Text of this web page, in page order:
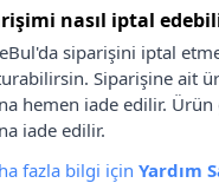
nasıl iptal
siparişini iptal
Siparişine ait
hemen iade edilir.
iade edilir.
fazla bilgi için Yardım